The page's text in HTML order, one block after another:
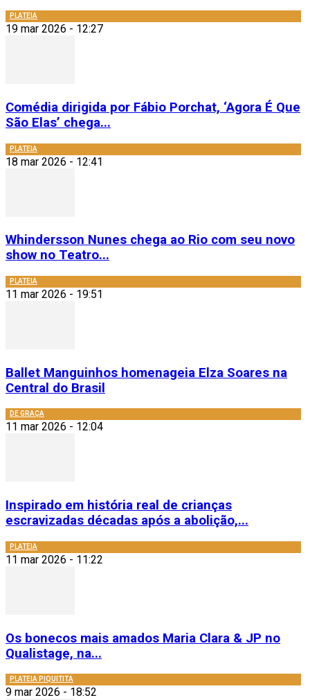
PLATEIA
19 mar 2026 - 12:27
Comédia dirigida por Fábio Porchat, ‘Agora É Que
São Elas’ chega...
PLATEIA
18 mar 2026 - 12:41
Whindersson Nunes chega ao Rio com seu novo
show no Teatro...
PLATEIA
11 mar 2026 - 19:51
Ballet Manguinhos homenageia Elza Soares na
Central do Brasil
DE GRAÇA
11 mar 2026 - 12:04
Inspirado em história real de crianças
escravizadas décadas após a abolição,...
PLATEIA
11 mar 2026 - 11:22
Os bonecos mais amados Maria Clara & JP no
Qualistage, na...
PLATEIA PIQUITITA
9 mar 2026 - 18:52